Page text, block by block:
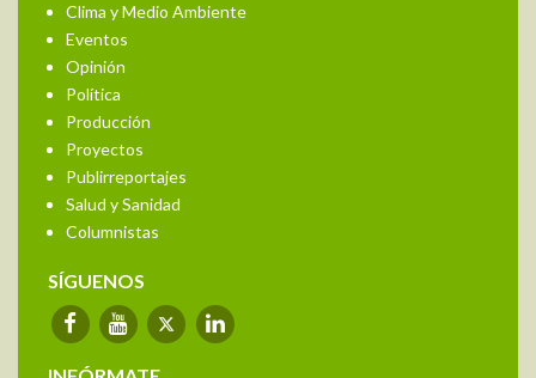
Clima y Medio Ambiente
Eventos
Opinión
Política
Producción
Proyectos
Publirreportajes
Salud y Sanidad
Columnistas
SÍGUENOS